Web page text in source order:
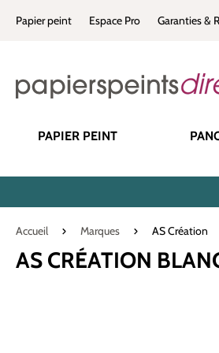
Passer à la navigation
Papier peint Espace Pro Garanties &
PAPIER PEINT
Accueil Marques AS Création
AS CRÉATION